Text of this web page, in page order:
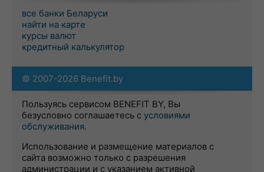
все банки Беларуси
найти на карте
курсы валют
кредитный калькулятор
© 2007-2026 Benefit.by
Пользуясь сервисом BENEFIT BY, Вы
безусловно соглашаетесь с условиями
обслуживания.
Использование и размещение материалов с
сайта возможно только с разрешения
администрации и с указанием активной